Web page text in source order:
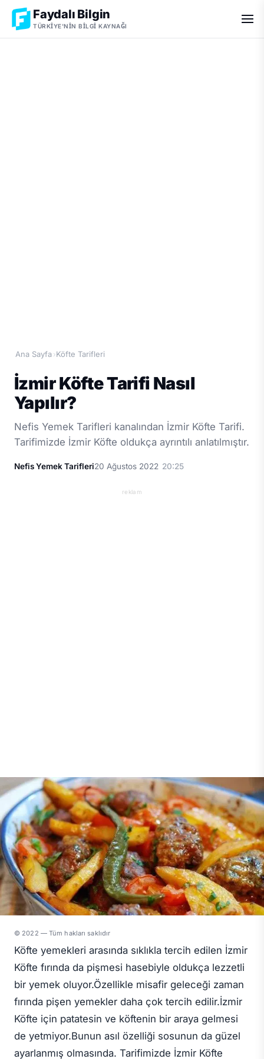
Faydalı Bilgin
TÜRKIYE'NIN BILGI KAYNAĞI
Ana Sayfa ›Köfte Tarifleri
İzmir Köfte Tarifi Nasıl
Yapılır?
Nefis Yemek Tarifleri kanalından İzmir Köfte Tarifi.
Tarifimizde İzmir Köfte oldukça ayrıntılı anlatılmıştır.
Nefis Yemek Tarifleri20 Ağustos 2022 20:25
reklam
© 2022 — Tüm hakları saklıdır
Köfte yemekleri arasında sıklıkla tercih edilen İzmir
Köfte fırında da pişmesi hasebiyle oldukça lezzetli
bir yemek oluyor.Özellikle misafir geleceği zaman
fırında pişen yemekler daha çok tercih edilir.İzmir
Köfte için patatesin ve köftenin bir araya gelmesi
de yetmiyor.Bunun asıl özelliği sosunun da güzel
ayarlanmış olmasında. Tarifimizde İzmir Köfte